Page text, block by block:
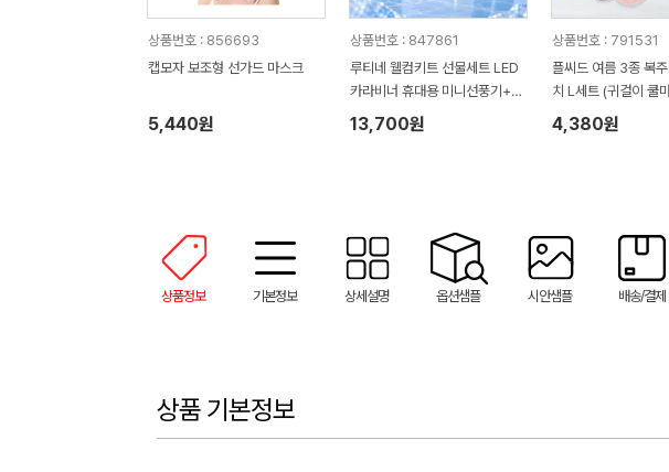
상품번호 : 856693
캡모자 보조형 선가드 마스크
5,440원
상품번호 : 847861
루티네 웰컴키트 선물세트 LED
카라비너 휴대용 미니선풍기+썬
스크+냉장고쿨토시
13,700원
상품번호 : 791531
플씨드 여름 3종 복
치 L세트 (귀걸이 쿨
드 쿨토시)
4,380원
상품정보 기본정보 상세설명 옵션샘플 시안샘플 배송/결제
상품 기본정보